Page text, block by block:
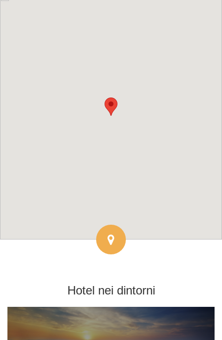
Hotel nei dintorni